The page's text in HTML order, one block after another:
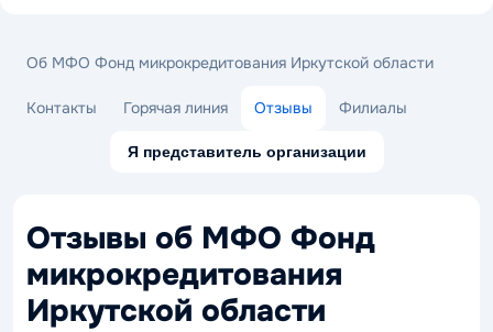
Об МФО Фонд микрокредитования Иркутской области
Контакты Горячая линия Отзывы Филиалы
Я представитель организации
Отзывы об МФО Фонд
микрокредитования
Иркутской области